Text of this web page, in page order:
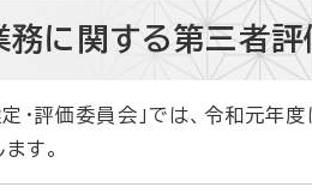
に関する第三者評
・評価委員会」では、令和元年
す。